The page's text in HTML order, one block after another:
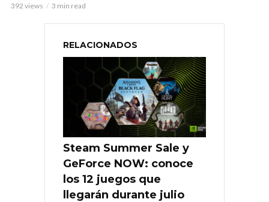
392 views 3 min read
RELACIONADOS
Steam Summer Sale y
GeForce NOW: conoce
los 12 juegos que
llegarán durante julio